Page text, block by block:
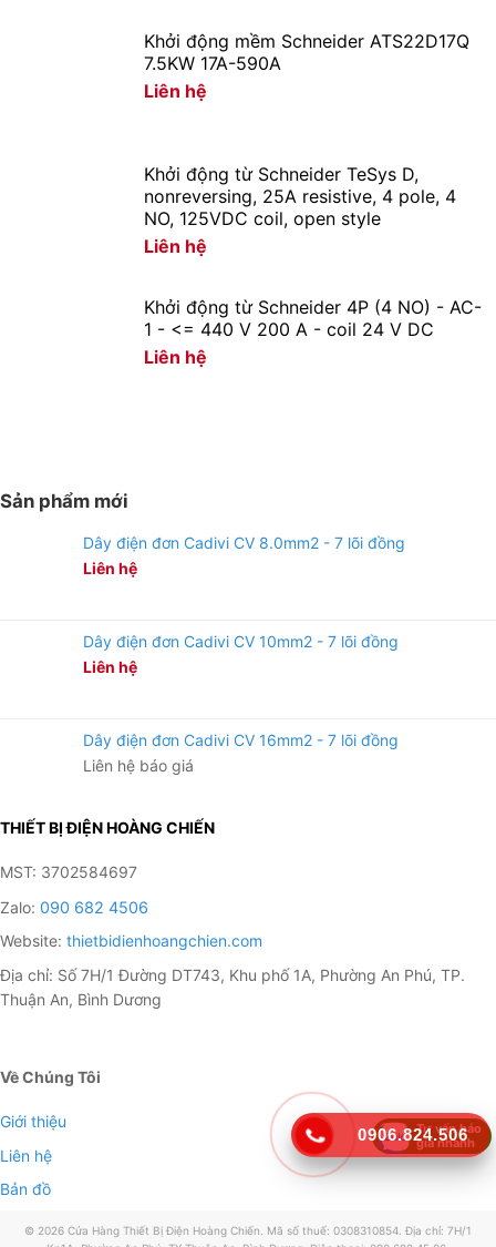
ứng 2 – 5 giây
Trường hợp điện áp giảm hoặc tăng lên đột ngột thì
máy ổn áp Robot 1 Pha GR05K140 lúc này sẽ xử lý và
ảnh hưởng bởi sự thay đổi của nguồn điện.
Cung cấp điện áp liên tục nhờ động cơ
Servo (biến áp kết hợp chổi than) tự động
than sau khi nhận biết được điện áp đầu vào nhanh
chóng, nhằm cung cấp điện áp đầu ra một cách liên tục
bởi nguồn điện ngắt quãng.
Duy trì độ bền máy, an toàn cho người dùng
nhờ công tắc tự động MCB
Nhờ trang bị công tắc tự động, chiếc ổn áp này có khả
hoạt động quá tải, giúp duy trì độ bền cho máy cũng
Khởi động mềm Schneider ATS22D17Q
7.5KW 17A-590A
Liên hệ
Khởi động từ Schneider TeSys D,
nonreversing, 25A resistive, 4 pole, 4
NO, 125VDC coil, open style
Liên hệ
Khởi động từ Schneider 4P (4 NO) - AC-
1 - <= 440 V 200 A - coil 24 V DC
Liên hệ
Sản phẩm mới
Dây điện đơn Cadivi CV 8.0mm2 - 7 lõi đồng
Liên hệ
Dây điện đơn Cadivi CV 10mm2 - 7 lõi đồng
Liên hệ
Dây điện đơn Cadivi CV 16mm2 - 7 lõi đồng
Liên hệ báo giá
THIẾT BỊ ĐIỆN HOÀNG CHIẾN
MST: 3702584697
Zalo: 090 682 4506
Website: thietbidienhoangchien.com
Địa chỉ: Số 7H/1 Đường DT743, Khu phố 1A, Phường An Phú, TP.
Thuận An, Bình Dương
Về Chúng Tôi
Giới thiệu
Liên hệ
Bản đồ
© 2026 Cửa Hàng Thiết Bị Điện Hoàng Chiến. Mã số thuế: 0308310854. Địa chỉ: 7H/1
Tư vấn báo
giá nhanh
0906.824.506